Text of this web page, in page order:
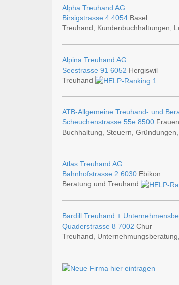
Alpha Treuhand AG
Birsigstrasse 4 4054 Basel
Treuhand, Kundenbuchhaltungen,
Alpina Treuhand AG
Seestrasse 91 6052 Hergiswil
Treuhand
ATB-Allgemeine Treuhand- und
Scheuchenstrasse 55e 8500
Buchhaltung, Steuern,
Atlas Treuhand AG
Bahnhofstrasse 2 6030 Ebikon
Beratung und Treuhand
Bardill Treuhand +
Quaderstrasse 8 7002 Chur
Treuhand,